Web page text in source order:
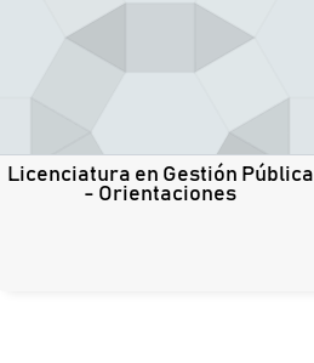
Licenciatura en Gestión Pública
- Orientaciones